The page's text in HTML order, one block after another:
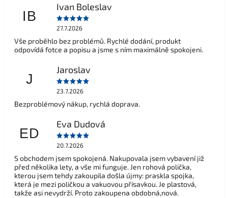
IB
Ivan Boleslav
27.7.2026
Vše proběhlo bez problémů. Rychlé dodání, produkt
odpovídá fotce a popisu a jsme s ním maximálně spokojeni.
J
Jaroslav
23.7.2026
Bezproblémový nákup, rychlá doprava.
ED
Eva Dudová
20.7.2026
S obchodem jsem spokojená. Nakupovala jsem vybavení již
před několika lety, a vše mi funguje. Jen rohová polička,
kterou jsem tehdy zakoupila došla újmy: praskla spojka,
která je mezi poličkou a vakuovou přísavkou. Je plastová,
takže asi nevydrží. Proto zakoupena obdobná,nová.